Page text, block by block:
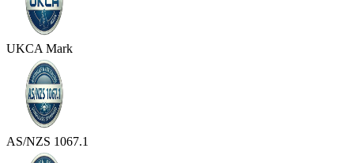
UKCA Mark
AS/NZS 1067.1